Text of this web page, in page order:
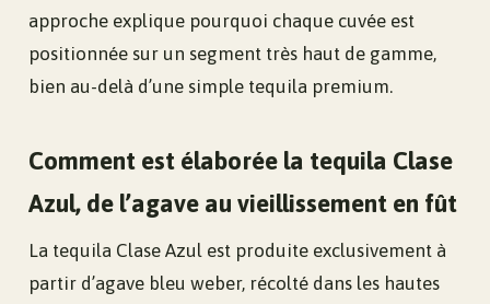
approche explique pourquoi chaque cuvée est
positionnée sur un segment très haut de gamme,
bien au-delà d’une simple tequila premium.
Comment est élaborée la tequila Clase
Azul, de l’agave au vieillissement en fût
La tequila Clase Azul est produite exclusivement à
partir d’agave bleu weber, récolté dans les hautes